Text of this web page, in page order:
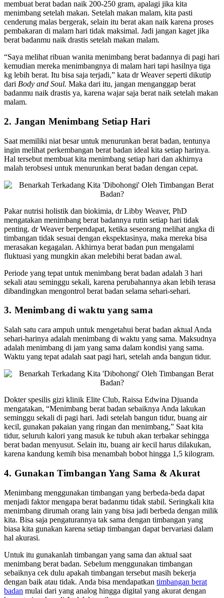
membuat berat badan naik 200-250 gram, apalagi jika kita
menimbang setelah makan. Setelah makan malam, kita pasti
cenderung malas bergerak, selain itu berat akan naik karena proses
pembakaran di malam hari tidak maksimal. Jadi jangan kaget jika
berat badanmu naik drastis setelah makan malam.
“Saya melihat ribuan wanita menimbang berat badannya di pagi hari
kemudian mereka menimbangnya di malam hari tapi hasilnya tiga
kg lebih berat. Itu bisa saja terjadi,” kata dr Weaver seperti dikutip
dari Body and Soul. Maka dari itu, jangan menganggap berat
badanmu naik drastis ya, karena wajar saja berat naik setelah makan
malam.
2. Jangan Menimbang Setiap Hari
Saat memiliki niat besar untuk menurunkan berat badan, tentunya
ingin melihat perkembangan berat badan ideal kita setiap harinya.
Hal tersebut membuat kita menimbang setiap hari dan akhirnya
malah terobsesi untuk menurunkan berat badan dengan cepat.
Pakar nutrisi holistik dan biokimia, dr Libby Weaver, PhD
mengatakan menimbang berat badannya rutin setiap hari tidak
penting. dr Weaver berpendapat, ketika seseorang melihat angka di
timbangan tidak sesuai dengan ekspektasinya, maka mereka bisa
merasakan kegagalan. Akhirnya berat badan pun mengalami
fluktuasi yang mungkin akan melebihi berat badan awal.
Periode yang tepat untuk menimbang berat badan adalah 3 hari
sekali atau seminggu sekali, karena perubahannya akan lebih terasa
dibandingkan mengontrol berat badan selama sehari-sehari.
3. Menimbang di waktu yang sama
Salah satu cara ampuh untuk mengetahui berat badan aktual Anda
sehari-harinya adalah menimbang di waktu yang sama. Maksudnya
adalah menimbang di jam yang sama dalam kondisi yang sama.
Waktu yang tepat adalah saat pagi hari, setelah anda bangun tidur.
Dokter spesilis gizi klinik Elite Club, Raissa Edwina Djuanda
mengatakan, “Menimbang berat badan sebaiknya Anda lakukan
seminggu sekali di pagi hari. Jadi setelah bangun tidur, buang air
kecil, gunakan pakaian yang ringan dan menimbang,” Saat kita
tidur, seluruh kalori yang masuk ke tubuh akan terbakar sehingga
berat badan menyusut. Selain itu, buang air kecil harus dilakukan,
karena kandung kemih bisa menambah bobot hingga 1,5 kilogram.
4. Gunakan Timbangan Yang Sama & Akurat
Menimbang menggunakan timbangan yang berbeda-beda dapat
menjadi faktor mengapa berat badanmu tidak stabil. Seringkali kita
menimbang dirumah orang lain yang bisa jadi berbeda dengan milik
kita. Bisa saja pengaturannya tak sama dengan timbangan yang
biasa kita gunakan karena setiap timbangan dapat bervariasi dalam
hal akurasi.
Untuk itu gunakanlah timbangan yang sama dan aktual saat
menimbang berat badan. Sebelum menggunakan timbangan
sebaiknya cek dulu apakah timbangan tersebut masih bekerja
dengan baik atau tidak. Anda bisa mendapatkan timbangan berat
badan mulai dari yang analog hingga digital yang akurat dengan